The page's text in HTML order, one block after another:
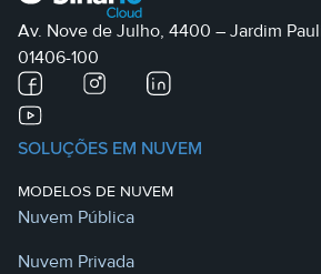
Av. Nove de Julho, 4400 – Jardim
01406-100
SOLUÇÕES EM NUVEM
MODELOS DE NUVEM
Nuvem Pública
Nuvem Privada